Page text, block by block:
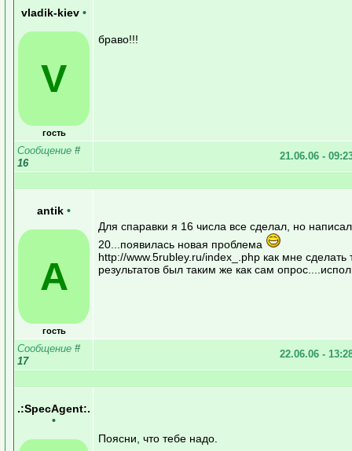
vladik-kiev •
V
гость
браво!!!
Сообщение #
16
21.06.06 -
antik •
A
гость
Для спаравки я 16 числа все сделал, но
20...появилась новая проблема
http://www.5rubley.ru/index_.php как мне сделать
результатов был таким же как сам
Сообщение #
17
22.06.06 -
.:SpecAgent:.
•
Поясни, что тебе надо.